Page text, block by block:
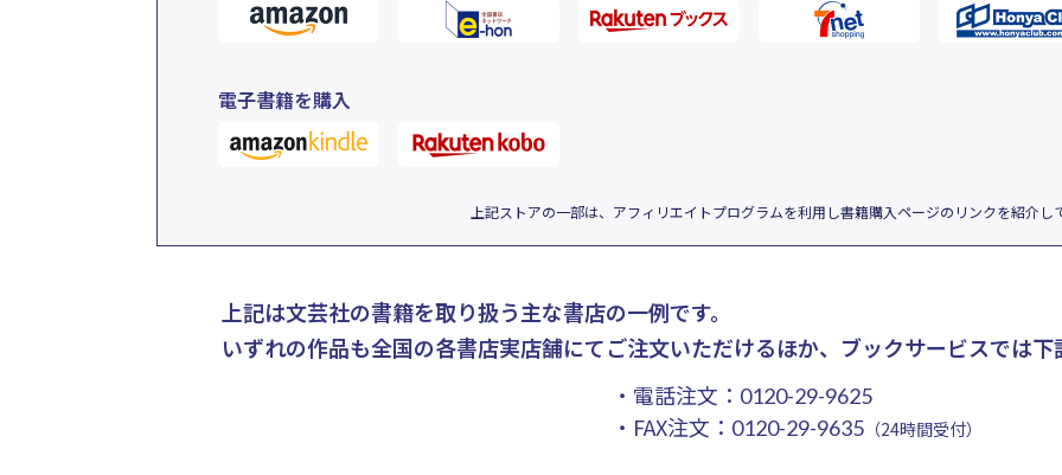
電子書籍を購入
上記ストアの一部は、アフィリエイトプログラムを利用し書籍購入ページのリンクを紹介し
上記は文芸社の書籍を取り扱う主な書店の一例です。
いずれの作品も全国の各書店実店舗にてご注文いただけるほか、ブックサービスでは
・電話注文： 0120-29-9625
・FAX注文： 0120-29-9635（24時間受付）